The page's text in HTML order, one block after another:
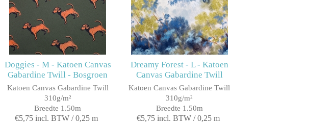
Doggies - M - Katoen Canvas
Gabardine Twill - Bosgroen
Katoen Canvas Gabardine Twill
310g/m²
Breedte 1.50m
€5,75 incl. BTW / 0,25 m
Dreamy Forest - L - Katoen
Canvas Gabardine Twill
Katoen Canvas Gabardine Twill
310g/m²
Breedte 1.50m
€5,75 incl. BTW / 0,25 m